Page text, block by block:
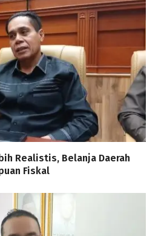
Realistis, Belanja Daerah
Fiskal